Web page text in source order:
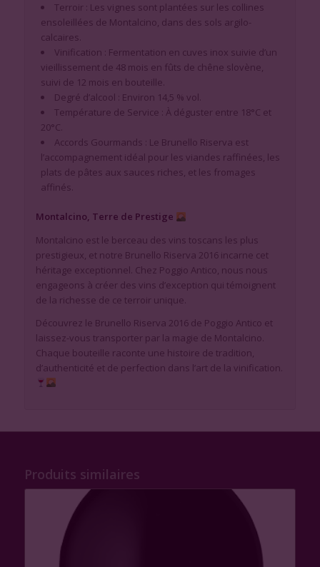
Terroir : Les vignes sont plantées sur les collines
ensoleillées de Montalcino, dans des sols argilo-
calcaires.
Vinification : Fermentation en cuves inox suivie d’un
vieillissement de 48 mois en fûts de chêne slovène,
suivi de 12 mois en bouteille.
Degré d’alcool : Environ 14,5 % vol.
Température de Service : À déguster entre 18°C et
20°C.
Accords Gourmands : Le Brunello Riserva est
l’accompagnement idéal pour les viandes raffinées, les
plats de pâtes aux sauces riches, et les fromages
affinés.
Montalcino, Terre de Prestige
Montalcino est le berceau des vins toscans les plus
prestigieux, et notre Brunello Riserva 2016 incarne cet
héritage exceptionnel. Chez Poggio Antico, nous nous
engageons à créer des vins d’exception qui témoignent
de la richesse de ce terroir unique.
Découvrez le Brunello Riserva 2016 de Poggio Antico et
laissez-vous transporter par la magie de Montalcino.
Chaque bouteille raconte une histoire de tradition,
d’authenticité et de perfection dans l’art de la vinification.
Produits similaires